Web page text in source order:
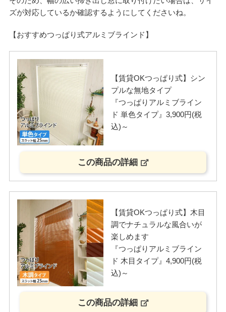
ズが対応しているか確認するようにしてくださいね。
【おすすめつっぱり式アルミブラインド】
【賃貸OKつっぱり式】シン
プルな無地タイプ
『つっぱりアルミブライン
ド 単色タイプ』3,900円(税
込)～
この商品の詳細
【賃貸OKつっぱり式】木目
調でナチュラルな風合いが
楽しめます
『つっぱりアルミブライン
ド 木目タイプ』4,900円(税
込)～
この商品の詳細